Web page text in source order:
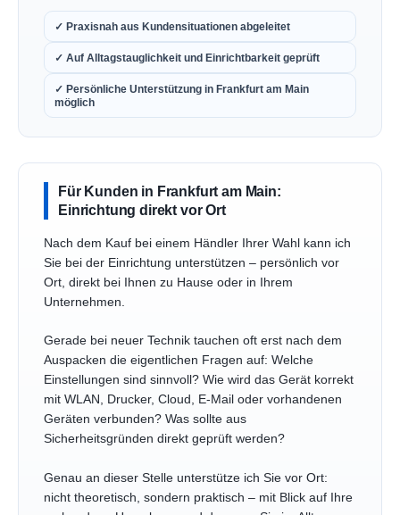
✓ Praxisnah aus Kundensituationen abgeleitet
✓ Auf Alltagstauglichkeit und Einrichtbarkeit geprüft
✓ Persönliche Unterstützung in Frankfurt am Main
möglich
Für Kunden in Frankfurt am Main:
Einrichtung direkt vor Ort
Nach dem Kauf bei einem Händler Ihrer Wahl kann ich
Sie bei der Einrichtung unterstützen – persönlich vor
Ort, direkt bei Ihnen zu Hause oder in Ihrem
Unternehmen.
Gerade bei neuer Technik tauchen oft erst nach dem
Auspacken die eigentlichen Fragen auf: Welche
Einstellungen sind sinnvoll? Wie wird das Gerät korrekt
mit WLAN, Drucker, Cloud, E-Mail oder vorhandenen
Geräten verbunden? Was sollte aus
Sicherheitsgründen direkt geprüft werden?
Genau an dieser Stelle unterstütze ich Sie vor Ort:
nicht theoretisch, sondern praktisch – mit Blick auf Ihre